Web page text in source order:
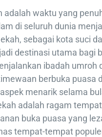
adalah waktu yang
di seluruh dunia
sebagai kota suci
destinasi utama bagi
ibadah umroh
berbuka puasa
menarik selama
adalah ragam
buka puasa yang
tempat-tempat